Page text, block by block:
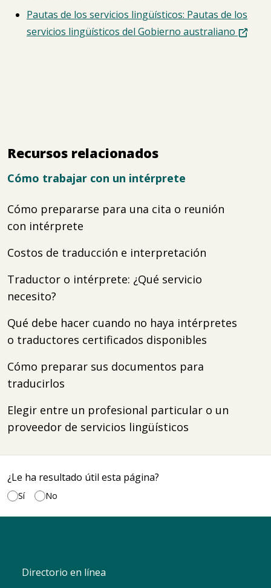
Recursos relacionados
Cómo trabajar con un intérprete
Cómo prepararse para una cita o reunión
con intérprete
Costos de traducción e interpretación
Traductor o intérprete: ¿Qué servicio
necesito?
Qué debe hacer cuando no haya intérpretes
o traductores certificados disponibles
Cómo preparar sus documentos para
traducirlos
Elegir entre un profesional particular o un
proveedor de servicios lingüísticos
Pautas de los servicios lingüísticos: Pautas de los
servicios lingüísticos del Gobierno australiano
¿Le ha resultado útil esta página?
Sí No
Directorio en línea